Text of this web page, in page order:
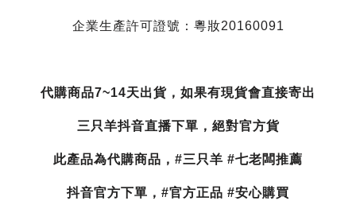
企業生產許可證號：粵妝20160091
代購商品7~14天出貨，如果有現貨會直接寄出
三只羊抖音直播下單，絕對官方貨
此產品為代購商品，#三只羊 #七老闆推薦
抖音官方下單，#官方正品 #安心購買